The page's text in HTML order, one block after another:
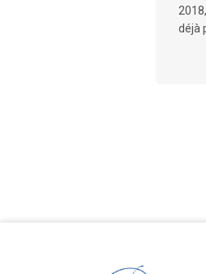
déjà